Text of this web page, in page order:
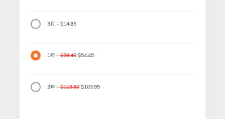
3月 - $14.85
1年 -$59.40$54.45
2年 -$118.80$103.95